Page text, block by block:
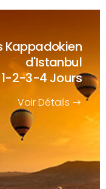
Kappadokien
d'Istanbul
1-2-3-4 Jours
Voir Détails